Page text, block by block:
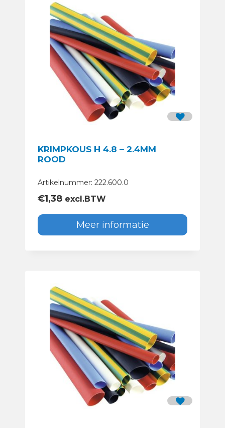
KRIMPKOUS H 4.8 – 2.4MM
ROOD
Artikelnummer: 222.600.0
€1,38 excl.BTW
Meer informatie